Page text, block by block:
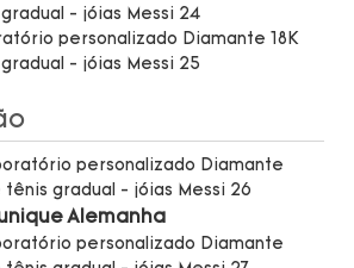
Alemanha